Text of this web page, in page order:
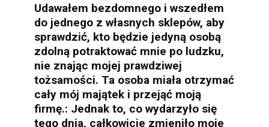
Udawałem bezdomnego i wszedłem
do jednego z własnych sklepów, aby
sprawdzić, kto będzie jedyną osobą
zdolną potraktować mnie po ludzku,
nie znając mojej prawdziwej
tożsamości. Ta osoba miała otrzymać
cały mój majątek i przejąć moją
firmę.: Jednak to, co wydarzyło się
tego dnia, całkowicie zmieniło moje